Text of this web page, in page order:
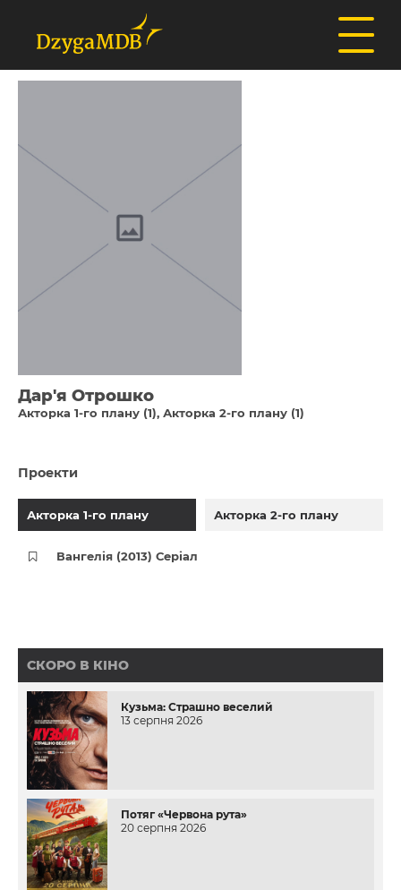
Дар'я Отрошко
Акторка 1-го плану (1) Акторка 2-го плану (1)
Проекти
Акторка 1-го плану Акторка 2-го плану
Вангелія (2013) Серіал
СКОРО В КІНО
Кузьма: Страшно веселий
13 серпня 2026
Потяг «Червона рута»
20 серпня 2026